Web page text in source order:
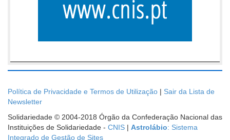
Política de Privacidade e Termos de Utilização | Sair da Lista de
Newsletter
Solidariedade © 2004-2018 Órgão da Confederação Nacional das
Instituições de Solidariedade - CNIS | Astrolábio: Sistema
Integrado de Gestão de Sites